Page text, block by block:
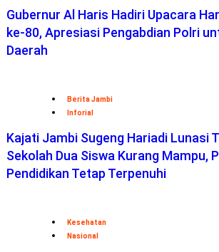
Gubernur Al Haris Hadiri Upacara
ke-80, Apresiasi Pengabdian Polri
Daerah
Berita Jambi
Inforial
Kajati Jambi Sugeng Hariadi Lunasi
Sekolah Dua Siswa Kurang Mampu,
Pendidikan Tetap Terpenuhi
Kesehatan
Nasional